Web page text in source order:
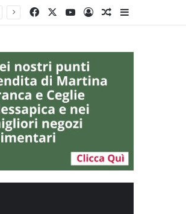
FacebookYou Tube
AccediUn articolo a
Barra